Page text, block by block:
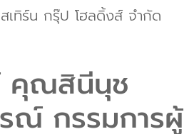
เทิร์น กรุ๊ป โฮลดิ้งส์ จำกัด
คุณสินีนุช
ณ์ กรรมการผู้